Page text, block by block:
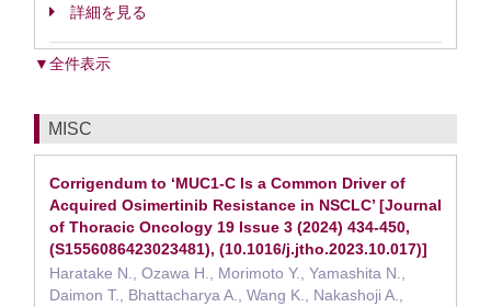
詳細を見る
▼全件表示
MISC
Corrigendum to ‘MUC1-C Is a Common Driver of
Acquired Osimertinib Resistance in NSCLC’ [Journal
of Thoracic Oncology 19 Issue 3 (2024) 434-450,
(S1556086423023481), (10.1016/j.jtho.2023.10.017)]
Haratake N., Ozawa H., Morimoto Y., Yamashita N.,
Daimon T., Bhattacharya A., Wang K., Nakashoji A.,